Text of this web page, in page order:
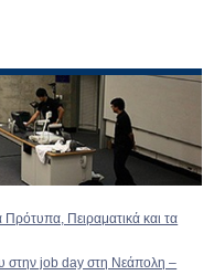
Πειραματικά και τα
στην job day στη Νεάπολη –